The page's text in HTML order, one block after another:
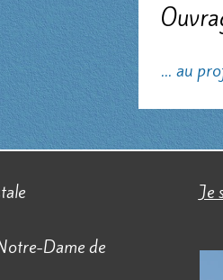
... au
Dame de
Je